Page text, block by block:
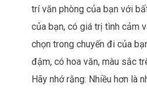
trí văn phòng của bạn với
của bạn, có giá trị tình cảm
chọn trong chuyến đi của
đậm, có hoa văn, màu sắc
Hãy nhớ rằng: Nhiều hơn là